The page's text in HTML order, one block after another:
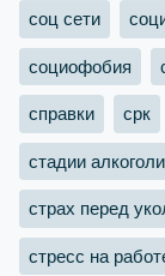
соц сети
социофобия
справки срк
стадии
страх перед
стресс на